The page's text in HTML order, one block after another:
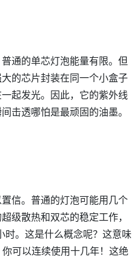
通的单芯灯泡能量有限。但
的芯片封装在同一个小盒子
起发光。因此，它的紫外线
击透哪怕是最顽固的油墨。
信。普通的灯泡可能用几个
级散热和双芯的稳定工作，
时。这是什么概念呢？这意味
可以连续使用十几年！这绝